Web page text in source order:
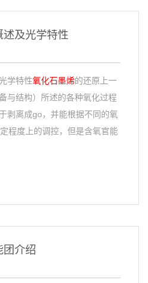
述及光学特性
学特性氧化石墨烯的还原上一
与结构）所述的各种氧化过程
剥离成go，并能根据不同的氧
程度上的调控，但是含氧官能
团介绍